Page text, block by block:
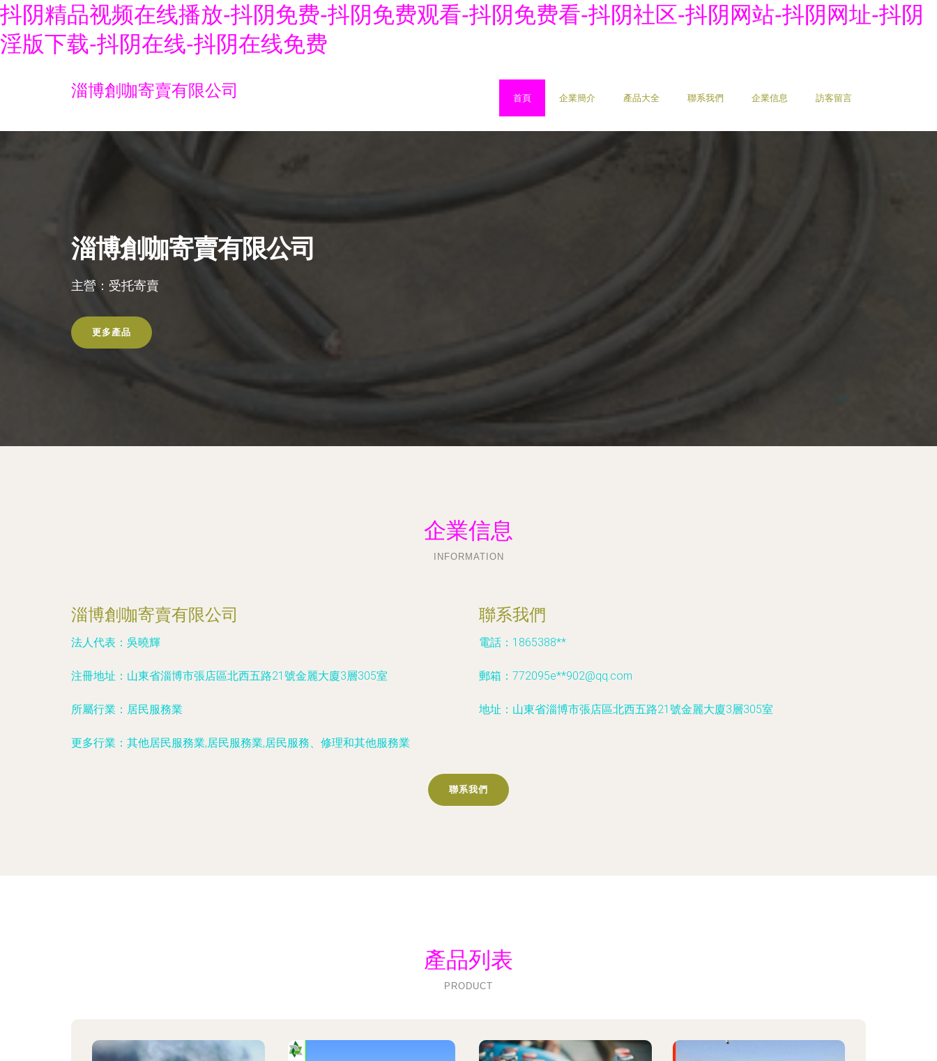
抖阴精品视频在线播放-抖阴免费-抖阴免费观看-抖阴免费看-抖阴社区-抖阴网站-抖阴网址-抖阴
淫版下载-抖阴在线-抖阴在线免费
淄博創咖寄賣有限公司 首頁 企業簡介 產品大全 聯系我們 企業信息 訪客留言
淄博創咖寄賣有限公司
主營：受托寄賣
更多產品
企業信息
INFORMATION
淄博創咖寄賣有限公司
法人代表： 吳曉輝
注冊地址： 山東省淄博市張店區北西五路21號金麗大廈3層305室
所屬行業： 居民服務業
更多行業： 其他居民服務業,居民服務業,居民服務、修理和其他服務業
聯系我們
電話：1865388**
郵箱：772095e**902@qq.com
地址：山東省淄博市張店區北西五路21號金麗大廈3層305室
聯系我們
產品列表
PRODUCT